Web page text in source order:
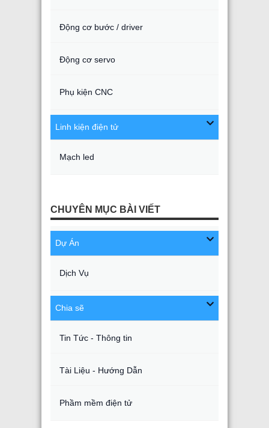
Động cơ bước / driver
Động cơ servo
Phụ kiện CNC
Linh kiện điện tử
Mạch led
CHUYÊN MỤC BÀI VIẾT
Dự Án
Dịch Vụ
Chia sẽ
Tin Tức - Thông tin
Tài Liệu - Hướng Dẫn
Phầm mềm điện tử